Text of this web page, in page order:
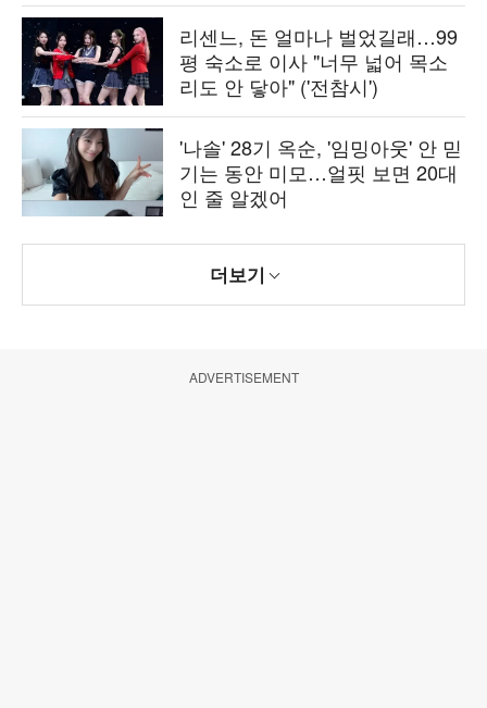
리센느, 돈 얼마나 벌었길래…99
평 숙소로 이사 "너무 넓어 목소
리도 안 닿아" ('전참시')
'나솔' 28기 옥순, '임밍아웃' 안 믿
기는 동안 미모…얼핏 보면 20대
인 줄 알겠어
더보기
ADVERTISEMENT